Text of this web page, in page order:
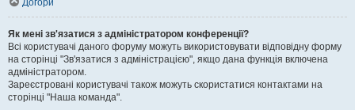
Догори
Як мені зв'язатися з адміністратором конференції?
Всі користувачі даного форуму можуть використовувати відповідну форму
на сторінці "Зв'язатися з адміністрацією", якщо дана функція включена
адміністратором.
Зареєстровані користувачі також можуть скористатися контактами на
сторінці "Наша команда".